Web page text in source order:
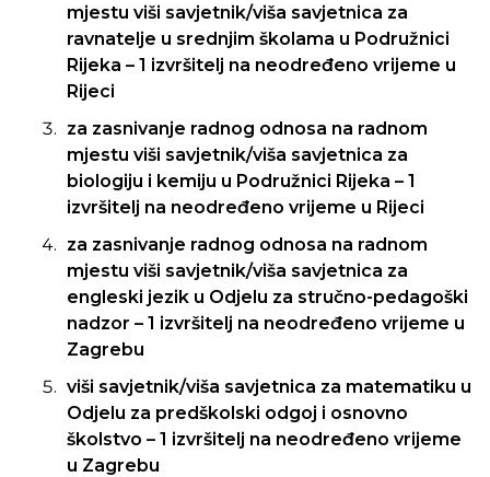
mjestu viši savjetnik/viša savjetnica za
ravnatelje u srednjim školama u Podružnici
Rijeka – 1 izvršitelj na neodređeno vrijeme u
Rijeci
za zasnivanje radnog odnosa na radnom
mjestu viši savjetnik/viša savjetnica za
biologiju i kemiju u Podružnici Rijeka – 1
izvršitelj na neodređeno vrijeme u Rijeci
za zasnivanje radnog odnosa na radnom
mjestu viši savjetnik/viša savjetnica za
engleski jezik u Odjelu za stručno-pedagoški
nadzor – 1 izvršitelj na neodređeno vrijeme u
Zagrebu
viši savjetnik/viša savjetnica za matematiku u
Odjelu za predškolski odgoj i osnovno
školstvo – 1 izvršitelj na neodređeno vrijeme
u Zagrebu